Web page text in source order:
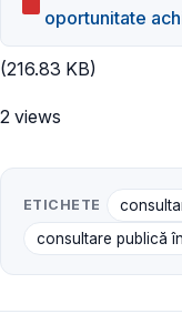
oportunitate
(216.83 KB)
2 views
ETICHETE
consultare publică